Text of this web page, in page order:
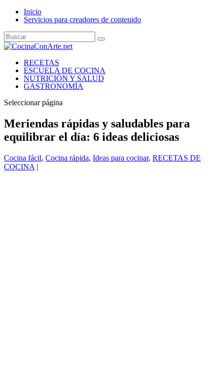
Inicio
Servicios para creadores de contenido
RECETAS
ESCUELA DE COCINA
NUTRICIÓN Y SALUD
GASTRONOMÍA
Seleccionar página
Meriendas rápidas y saludables para
equilibrar el día: 6 ideas deliciosas
Cocina fácil, Cocina rápida, Ideas para cocinar, RECETAS DE
COCINA |